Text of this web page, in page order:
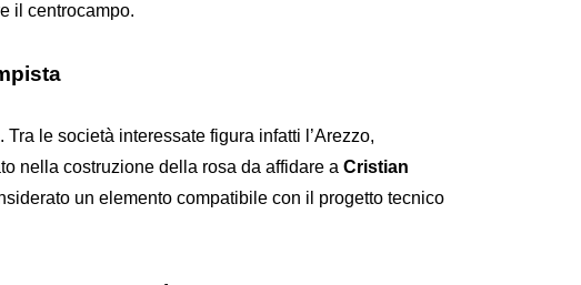
il centrocampo.
le società interessate figura infatti l’Arezzo,
nella costruzione della rosa da affidare a Cristian
un elemento compatibile con il progetto tecnico